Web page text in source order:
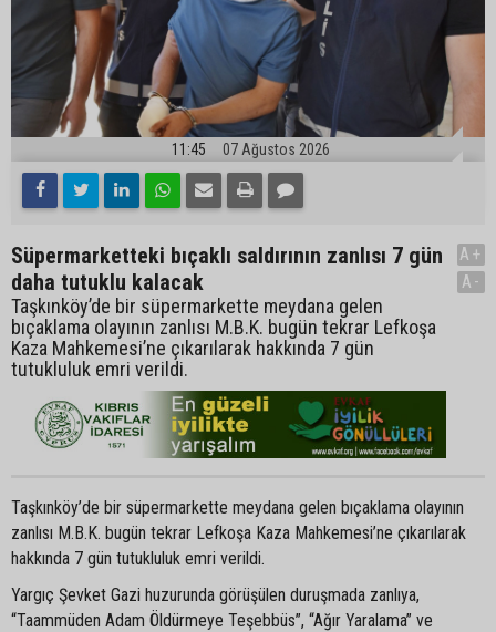
11:45 07 Ağustos 2026
Süpermarketteki bıçaklı saldırının zanlısı 7 gün
daha tutuklu kalacak
Taşkınköy’de bir süpermarkette meydana gelen
bıçaklama olayının zanlısı M.B.K. bugün tekrar Lefkoşa
Kaza Mahkemesi’ne çıkarılarak hakkında 7 gün
tutukluluk emri verildi.
A+
A-
Taşkınköy’de bir süpermarkette meydana gelen bıçaklama olayının
zanlısı M.B.K. bugün tekrar Lefkoşa Kaza Mahkemesi’ne çıkarılarak
hakkında 7 gün tutukluluk emri verildi.
Yargıç Şevket Gazi huzurunda görüşülen duruşmada zanlıya,
“Taammüden Adam Öldürmeye Teşebbüs”, “Ağır Yaralama” ve